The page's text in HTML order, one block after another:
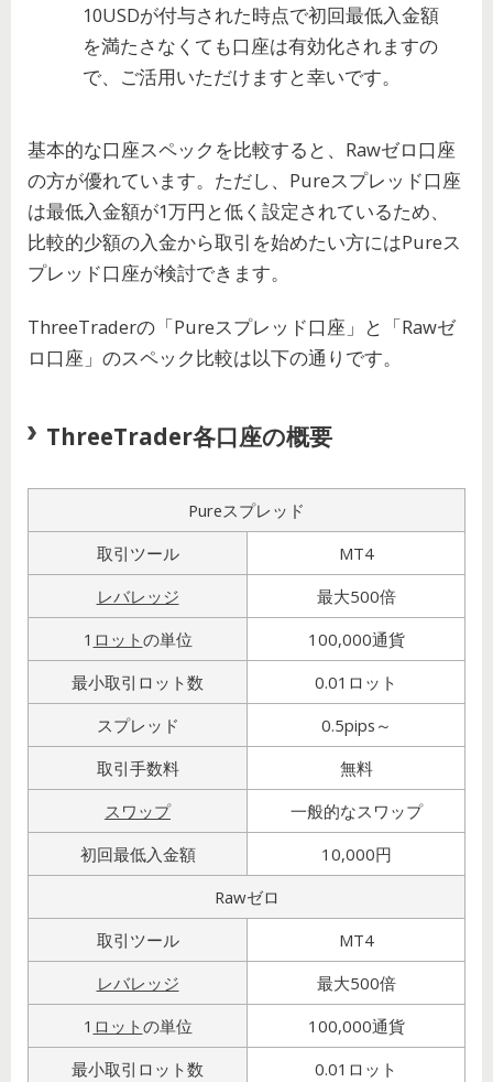
10USDが付与された時点で初回最低入金額
を満たさなくても口座は有効化されますの
で、ご活用いただけますと幸いです。
基本的な口座スペックを比較すると、Rawゼロ口座
の方が優れています。ただし、Pureスプレッド口座
は最低入金額が1万円と低く設定されているため、
比較的少額の入金から取引を始めたい方にはPureス
プレッド口座が検討できます。
ThreeTraderの「Pureスプレッド口座」と「Rawゼ
ロ口座」のスペック比較は以下の通りです。
ThreeTrader各口座の概要
Pureスプレッド
取引ツール
MT4
レバレッジ
最大500倍
1 ロットの単位
100,000通貨
最小取引ロット数
0.01ロット
スプレッド
0.5pips～
取引手数料
無料
スワップ
一般的なスワップ
初回最低入金額
10,000円
Rawゼロ
取引ツール
MT4
レバレッジ
最大500倍
1 ロットの単位
100,000通貨
最小取引ロット数
0.01ロット